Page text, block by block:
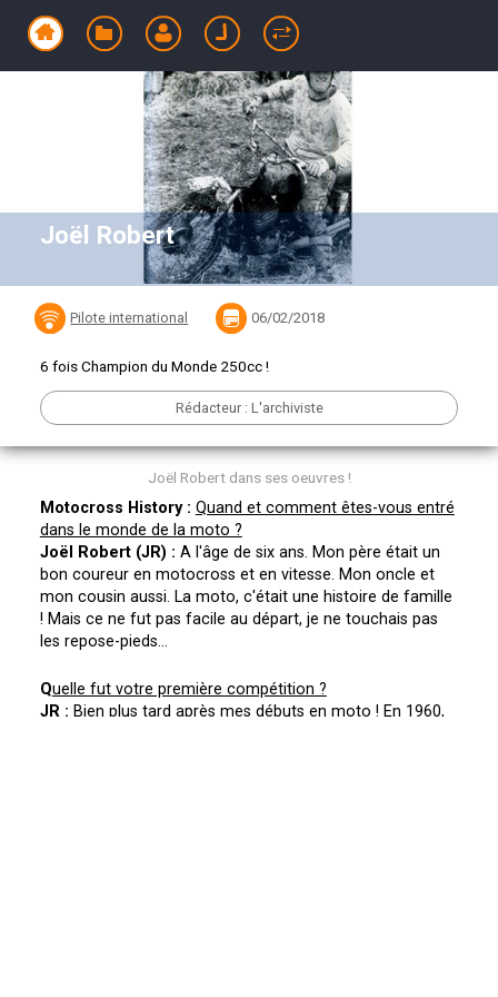
Joël Robert
Pilote international 06/02/2018
6 fois Champion du Monde 250cc !
Rédacteur : L'archiviste
Joël Robert dans ses oeuvres !
Motocross History : Quand et comment êtes-vous entré
dans le monde de la moto ?
Joël Robert (JR) : A l'âge de six ans. Mon père était un
bon coureur en motocross et en vitesse. Mon oncle et
mon cousin aussi. La moto, c'était une histoire de famille
! Mais ce ne fut pas facile au départ, je ne touchais pas
les repose-pieds...
Quelle fut votre première compétition ?
JR : Bien plus tard après mes débuts en moto ! En 1960,